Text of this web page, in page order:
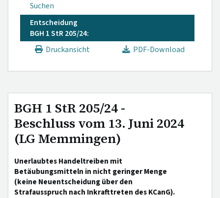
Suchen
Entscheidung
BGH 1 StR 205/24:
Druckansicht
PDF-Download
BGH 1 StR 205/24 -
Beschluss vom 13. Juni 2024
(LG Memmingen)
Unerlaubtes Handeltreiben mit
Betäubungsmitteln in nicht geringer Menge
(keine Neuentscheidung über den
Strafausspruch nach Inkrafttreten des KCanG).